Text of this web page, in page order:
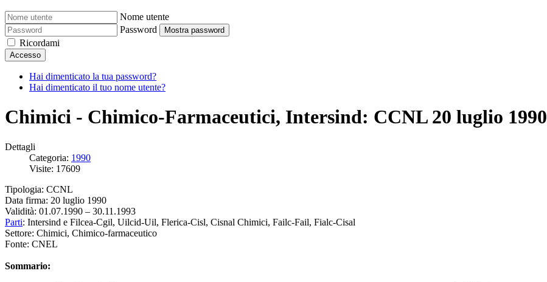
Nome utente
Password
Mostra password
Ricordami
Accesso
Hai dimenticato la tua password?
Hai dimenticato il tuo nome utente?
Chimici - Chimico-Farmaceutici, Intersind: CCNL 20 luglio 1990
Dettagli
Categoria: 1990
Visite: 17609
Tipologia: CCNL
Data firma: 20 luglio 1990
Validità: 01.07.1990 – 30.11.1993
Parti: Intersind e Filcea-Cgil, Uilcid-Uil, Flerica-Cisl, Cisnal Chimici, Failc-Fail, Fialc-Cisal
Settore: Chimici, Chimico-farmaceutico
Fonte: CNEL
Sommario: